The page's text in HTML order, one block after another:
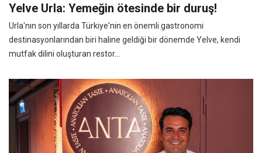
Yelve Urla: Yemeğin ötesinde bir duruş!
Urla'nın son yıllarda Türkiye'nin en önemli gastronomi
destinasyonlarından biri haline geldiği bir dönemde Yelve, kendi
mutfak dilini oluşturan restor...